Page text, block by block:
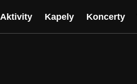
Aktivity Kapely Koncerty